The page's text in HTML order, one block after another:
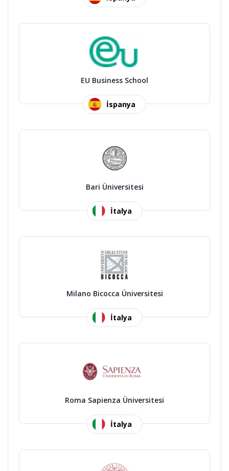
EU Business School
İspanya
Bari Üniversitesi
İtalya
Milano Bicocca Üniversitesi
İtalya
Roma Sapienza Üniversitesi
İtalya